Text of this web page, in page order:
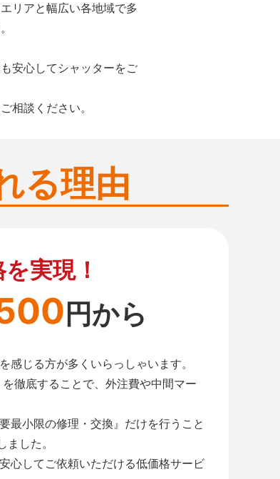
リアと幅広い各地域で多
安心してシャッターをご
相談ください。
る理由
実現！
円から
感じる方が多くいらっしゃいます。
徹底することで、外注費や中間マー
最小限の修理・交換』だけを行うこと
した。
心してご依頼いただける低価格サービ